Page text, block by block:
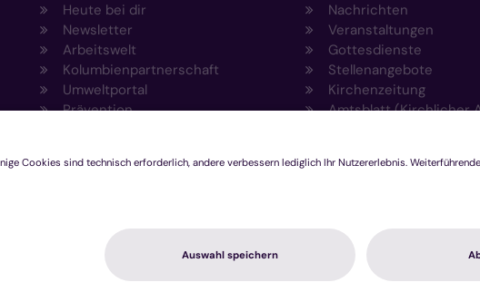
Heute bei dir
Newsletter
Arbeitswelt
Kolumbienpartnerschaft
Umweltportal
Prävention
Nachrichten
Veranstaltungen
Gottesdienste
Stellenangebote
Kirchenzeitung
Amtsblatt (Kirchlicher
Datenschutz